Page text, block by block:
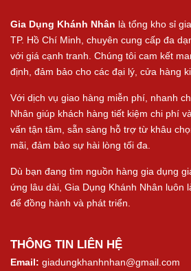
Gia Dụng Khánh Nhân là tổng kho sỉ
TP. Hồ Chí Minh, chuyên cung cấp đa
với giá cạnh tranh. Chúng tôi cam kết
định, đảm bảo cho các đại lý, cửa hàng
Với dịch vụ giao hàng miễn phí, nhanh
Nhân giúp khách hàng tiết kiệm chi phí
vấn tận tâm, sẵn sàng hỗ trợ từ khâu
mãi, đảm bảo sự hài lòng tối đa.
Dù bạn đang tìm nguồn hàng gia dụng
ứng lâu dài, Gia Dụng Khánh Nhân luôn
để đồng hành và phát triển.
THÔNG TIN LIÊN HỆ
Email: giadungkhanhnhan@gmail.com